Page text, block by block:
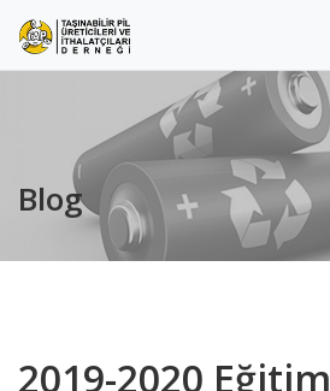
Blog
2019-2020 Eğitim